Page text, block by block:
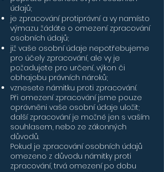
údajů;
je zpracování protiprávní a vy namísto
výmazu žádáte o omezení zpracování
osobních údajů;
již vaše osobní údaje nepotřebujeme
pro účely zpracování, ale vy je
požadujete pro určení, výkon či
obhajobu právních nároků;
vznesete námitku proti zpracování.
Při omezení zpracování jsme pouze
oprávněni vaše osobní údaje uložit;
další zpracování je možné jen s vaším
souhlasem, nebo ze zákonných
důvodů.
Pokud je zpracování osobních údajů
omezeno z důvodu námitky proti
zpracování, trvá omezení po dobu